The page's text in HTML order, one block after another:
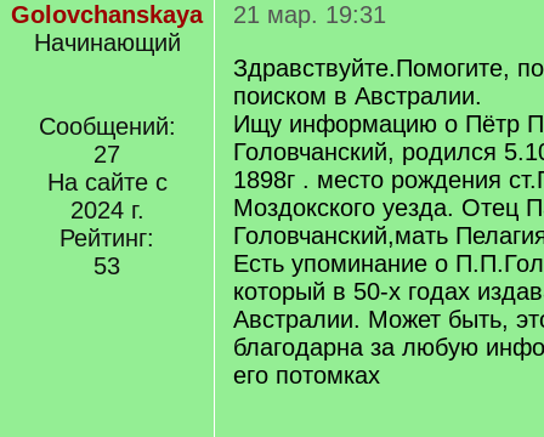
Golovchanskaya
Начинающий
Сообщений:
27
На сайте с
2024 г.
Рейтинг:
53
21 мар. 19:31
Здравствуйте.Помогите,
поиском в Австралии.
Ищу информацию о Пётр
Головчанский, родился
1898г . место рождения
Моздокского уезда. Отец
Головчанский,мать
Есть упоминание о
который в 50-х годах
Австралии. Может быть,
благодарна за любую
его потомках